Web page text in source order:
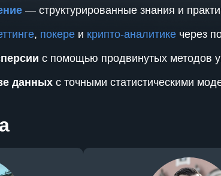
— структурированные знания и
, покере и крипто-аналитике через
с помощью продвинутых методов
данных с точными статистическими